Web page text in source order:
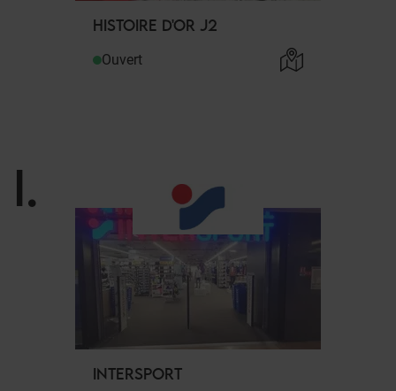
HISTOIRE D'OR J2
Ouvert
I.
INTERSPORT